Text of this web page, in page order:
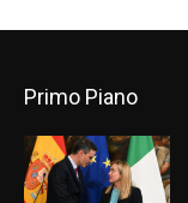
Primo Piano